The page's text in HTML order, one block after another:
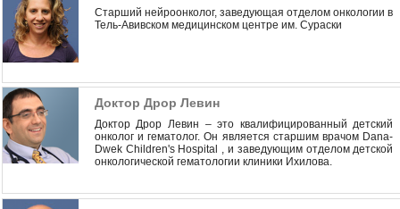
Старший нейроонколог, заведующая отделом онкологии в
Тель-Авивском медицинском центре им. Сураски
Доктор Дрор Левин
Доктор Дрор Левин – это квалифицированный детский
онколог и гематолог. Он является старшим врачом Dana-
Dwek Children's Hospital , и заведующим отделом детской
онкологической гематологии клиники Ихилова.